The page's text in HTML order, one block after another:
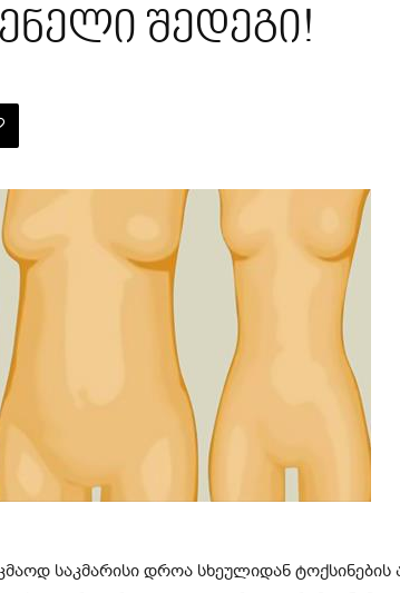
შედეგი!
საკმარისი დროა სხეულიდან ტოქსინების